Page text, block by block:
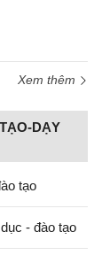
Xem thêm
DẠY
tạo
- đào tạo